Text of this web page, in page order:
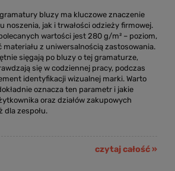
bluzy ma kluczowe znaczenie
noszenia, jak i trwałości odzieży firmowej.
wartości jest 280 g/m² – poziom,
materiału z uniwersalnością zastosowania.
sięgają po bluzy o tej gramaturze,
się w codziennej pracy, podczas
identyfikacji wizualnej marki. Warto
oznacza ten parametr i jakie
oraz działów zakupowych
dla zespołu.
czytaj całość »